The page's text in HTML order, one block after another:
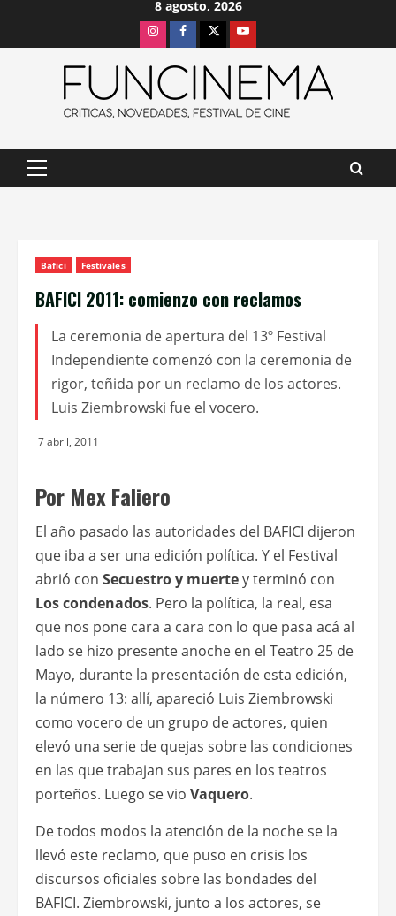
8 agosto, 2026
InstagramFacebook
X Youtube
Menú
Bafici Festivales
BAFICI 2011: comienzo con reclamos
La ceremonia de apertura del 13º Festival
Independiente comenzó con la ceremonia de
rigor, teñida por un reclamo de los actores.
Luis Ziembrowski fue el vocero.
7 abril, 2011
Por Mex Faliero
El año pasado las autoridades del BAFICI dijeron
que iba a ser una edición política. Y el Festival
abrió con Secuestro y muertey terminó con
Los condenados. Pero la política, la real, esa
que nos pone cara a cara con lo que pasa acá al
lado se hizo presente anoche en el Teatro 25 de
Mayo, durante la presentación de esta edición,
la número 13: allí, apareció Luis Ziembrowski
como vocero de un grupo de actores, quien
elevó una serie de quejas sobre las condiciones
en las que trabajan sus pares en los teatros
porteños. Luego se vio Vaquero.
De todos modos la atención de la noche se la
llevó este reclamo, que puso en crisis los
discursos oficiales sobre las bondades del
BAFICI. Ziembrowski, junto a los actores, se